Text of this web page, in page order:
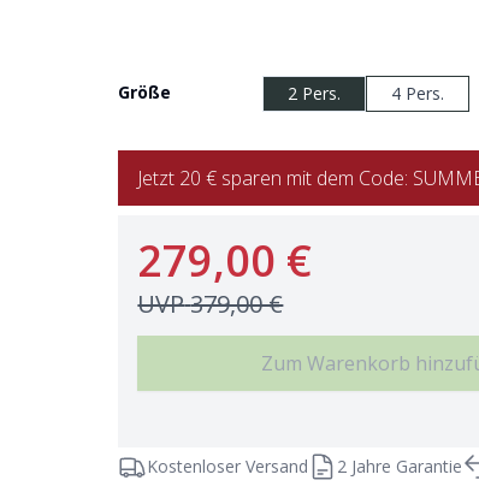
Größe 2 Pers. 4 Pers.
Jetzt 20 € sparen mit dem Code:
279,00 €
UVP379,00 €
Zum Warenkorb
Kostenloser Versand 2 Jahre Garantie